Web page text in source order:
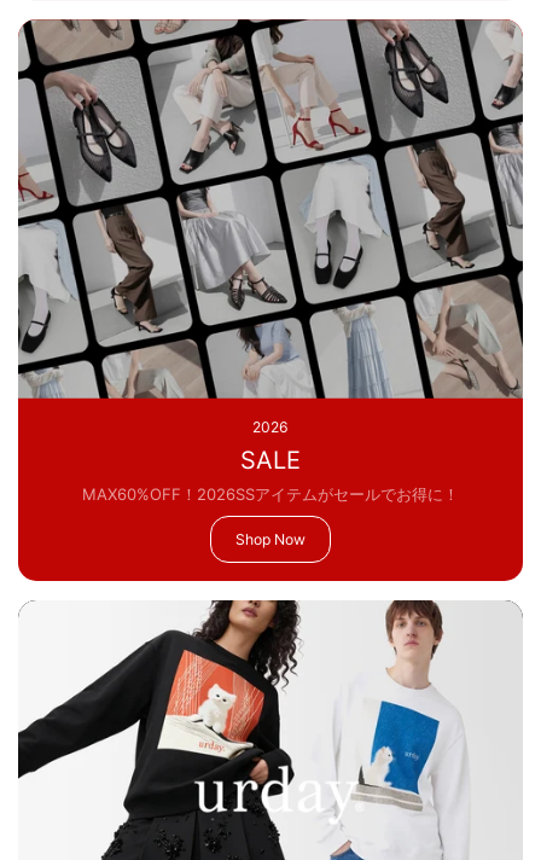
2026
SALE
MAX60%OFF！2026SSアイテムがセールでお得に！
Shop Now